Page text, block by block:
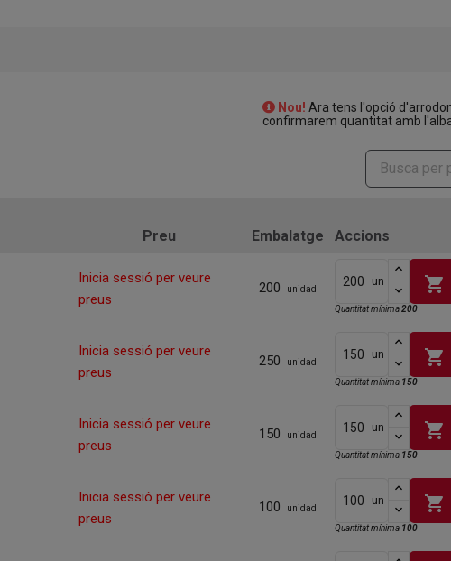
Nou! Ara tens l'opció
confirmarem quantitat amb
Preu Embalatge Accions
Inicia sessió per veure
preus
200 unidad
un shopping_cart
Quantitat mínima200
Inicia sessió per veure
preus
250 unidad
un shopping_cart
Quantitat mínima 150
Inicia sessió per veure
preus
150 unidad
un shopping_cart
Quantitat mínima 150
Inicia sessió per veure
preus
100 unidad
un shopping_cart
Quantitat mínima 100